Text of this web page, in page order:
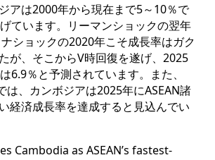
アは2000年から現在まで5～10％で
ています。リーマンショックの翌年
ナショックの2020年こそ成長率はガク
が、そこからV時回復を遂げ、2025
6.9％と予測されています。また、
は、カンボジアは2025年にASEAN諸
経済成長率を達成すると見込んでい
Cambodia as ASEAN’s fastest-